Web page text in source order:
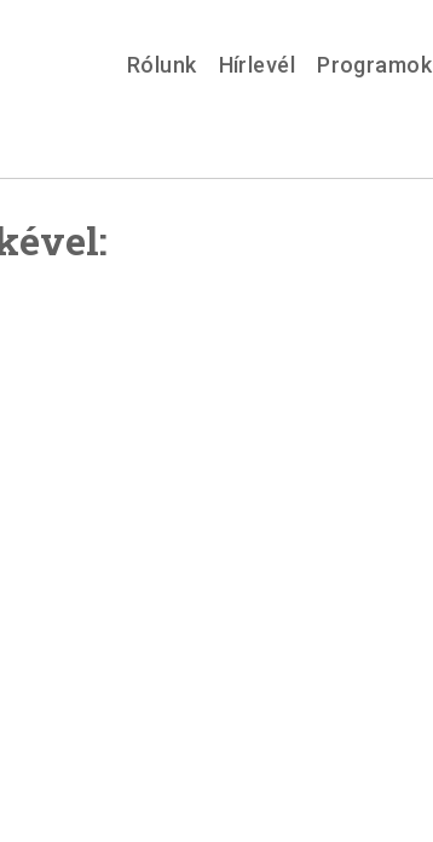
Rólunk Hírlevél Programok